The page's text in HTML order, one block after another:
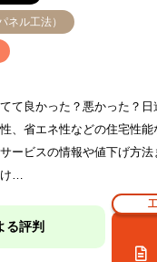
ネル工法）
て良かった？悪かった？
、省エネ性などの住宅性
ービスの情報や値下げ方
…
る評判